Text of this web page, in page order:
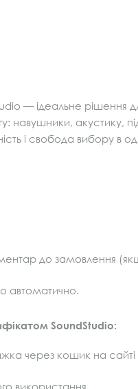
— ідеальне
навушники, акустику,
і свобода вибору в
до замовлення
автоматично.
SoundStudio:
через кошик на сайті
використання.